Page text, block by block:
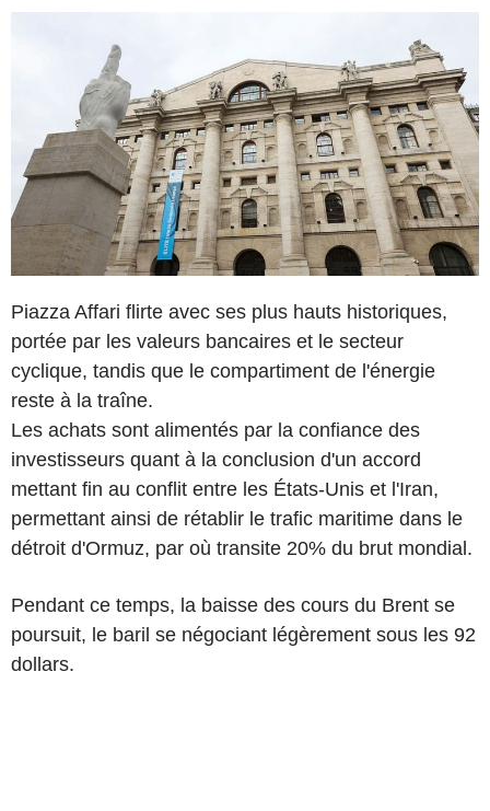
Piazza Affari flirte avec ses plus hauts historiques,
portée par les valeurs bancaires et le secteur
cyclique, tandis que le compartiment de l'énergie
reste à la traîne.
Les achats sont alimentés par la confiance des
investisseurs quant à la conclusion d'un accord
mettant fin au conflit entre les États-Unis et l'Iran,
permettant ainsi de rétablir le trafic maritime dans le
détroit d'Ormuz, par où transite 20% du brut mondial.
Pendant ce temps, la baisse des cours du Brent se
poursuit, le baril se négociant légèrement sous les 92
dollars.